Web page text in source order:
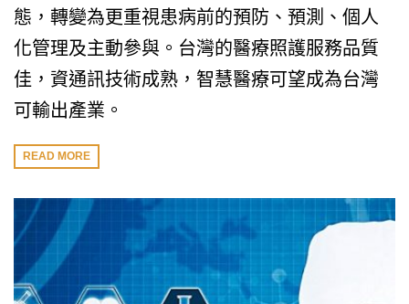
態，轉變為更重視患病前的預防、預測、個人
化管理及主動參與。台灣的醫療照護服務品質
佳，資通訊技術成熟，智慧醫療可望成為台灣
可輸出產業。
READ MORE